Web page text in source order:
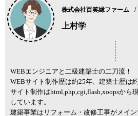
株式会社百笑縁ファーム
上村学
WEBエンジニアと二級建築士の二刀流！
WEBサイト制作歴は約25年、建築士歴は約
サイト制作はhtml,php,cgi,flash,xoopsから
しています。
建築事業はリフォーム・改修工事がメイ